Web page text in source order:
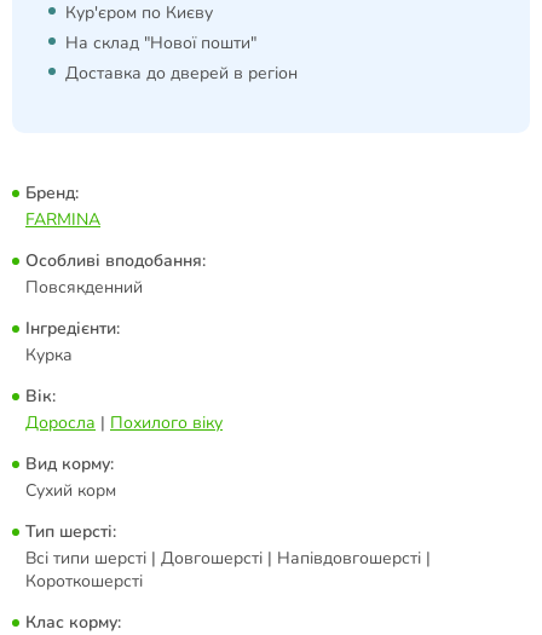
Кур'єром по Києву
На склад "Нової пошти"
Доставка до дверей в регіон
Бренд:
FARMINA
Особливі вподобання:
Повсякденний
Інгредієнти:
Курка
Вік:
Доросла | Похилого віку
Вид корму:
Сухий корм
Тип шерсті:
Всі типи шерсті | Довгошерсті | Напівдовгошерсті |
Короткошерсті
Клас корму: